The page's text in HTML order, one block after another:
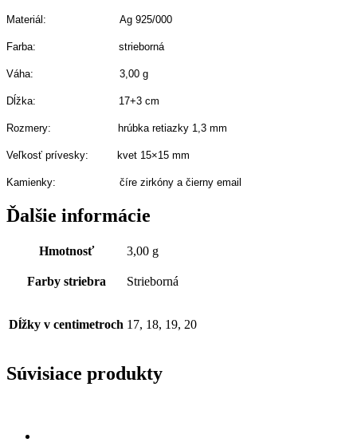
Materiál: Ag 925/000
Farba: strieborná
Váha: 3,00 g
Dĺžka: 17+3 cm
Rozmery: hrúbka retiazky 1,3 mm
Veľkosť prívesky: kvet 15×15 mm
Kamienky: číre zirkóny a čierny email
Ďalšie informácie
Hmotnosť 3,00 g
Farby striebra Strieborná
Dĺžky v centimetroch 17, 18, 19, 20
Súvisiace produkty